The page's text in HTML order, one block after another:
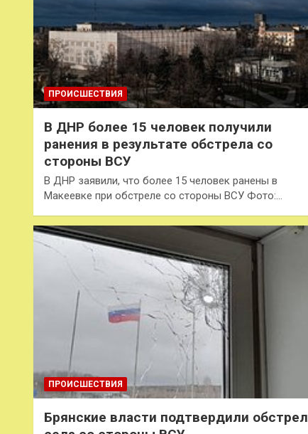
ПРОИСШЕСТВИЯ
В ДНР более 15 человек получили
ранения в результате обстрела со
стороны ВСУ
В ДНР заявили, что более 15 человек ранены в
Макеевке при обстреле со стороны ВСУ Фото:…
ПРОИСШЕСТВИЯ
Брянские власти подтвердили обстрел